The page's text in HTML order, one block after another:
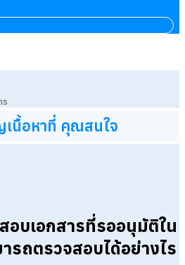
ร
เนื้อหาที่ คุณสนใจ
อบเอกสารที่รออนุมัติใน
รถตรวจสอบได้อย่างไร